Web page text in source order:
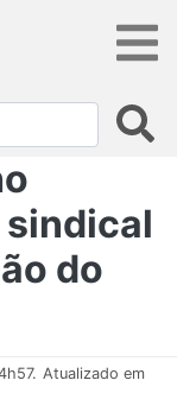
do
Atualizado em